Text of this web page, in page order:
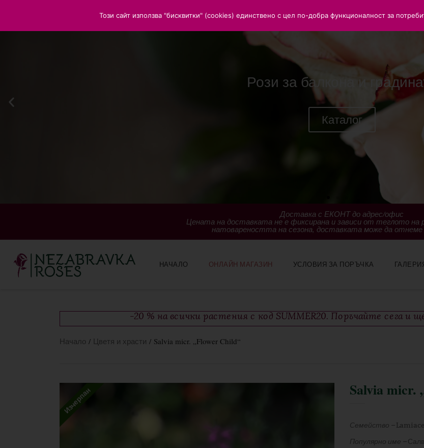
Рози за балкона и
Каталог
Доставка с ЕКОНТ до адрес/офис
Цената на доставката не е фиксирана и зависи от теглото на
натовареността на сезона, доставката може да отнеме
НАЧАЛО ОНЛАЙН МАГАЗИН УСЛОВИЯ ЗА ПОРЪЧКА
-20 % на всички растения с код SUMMER20. Поръчайте сега и
Начало / Цветя и храсти / Salvia micr. „Flower Child“
Изчерпан Salvia micr.
Семейство –
Популярно име –
Този сайт използва "бисквитки" (cookies) единствено с цел по-добра функционалност за